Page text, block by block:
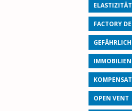
FACTORY
OPEN VENT